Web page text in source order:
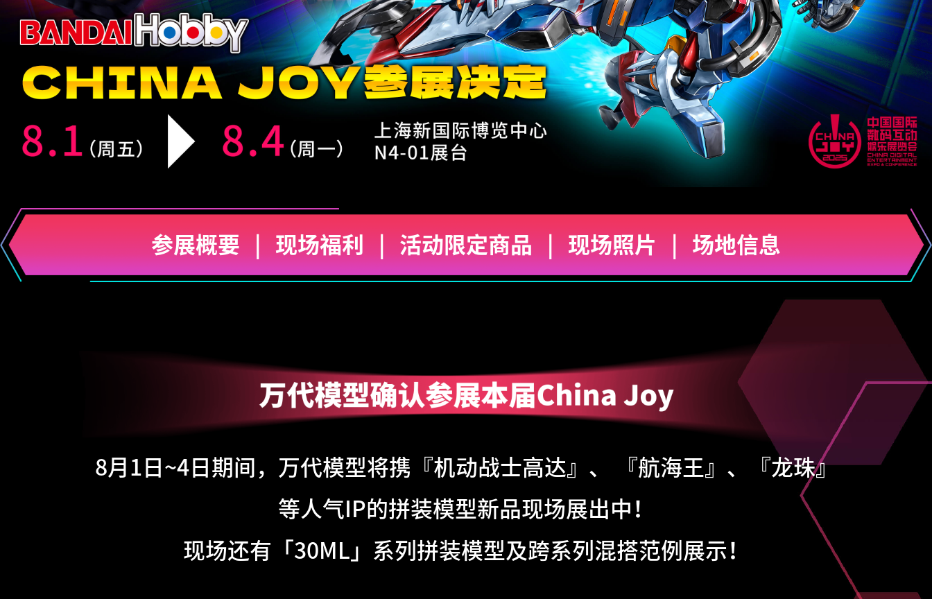
参展概要 现场福利 活动限定商品 现场照片 场地信息
8月1日~4日期间，万代模型将携『机动战士高达』、
『航海王』、『龙珠』
等人气IP的拼装模型新品现场展出中！
现场还有「30ML」系列拼装模型及跨系列混搭范例展示！